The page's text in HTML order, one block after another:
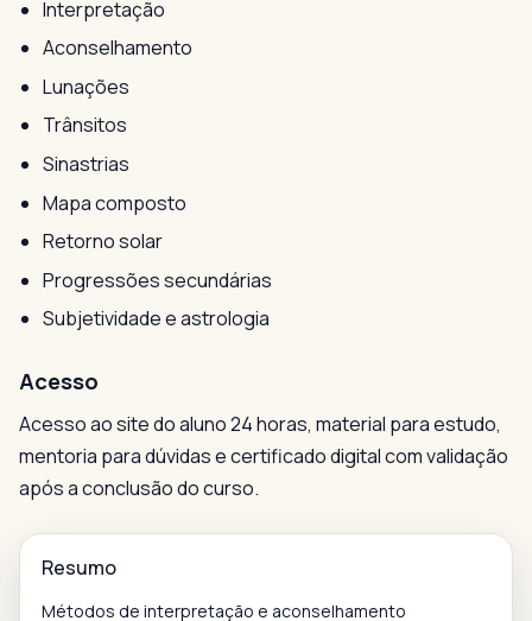
Interpretação
Aconselhamento
Lunações
Trânsitos
Sinastrias
Mapa composto
Retorno solar
Progressões secundárias
Subjetividade e astrologia
Acesso
Acesso ao site do aluno 24 horas, material para estudo,
mentoria para dúvidas e certificado digital com validação
após a conclusão do curso.
Resumo
Métodos de interpretação e aconselhamento